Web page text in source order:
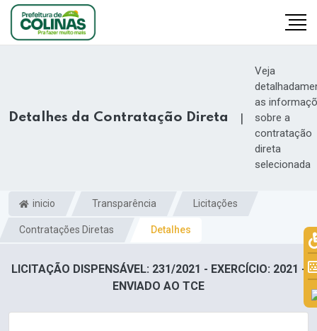
Detalhes da Contratação Direta |
Veja
as
sobre a
contratação
direta
selecionada
inicio Transparência Licitações
Contratações Diretas Detalhes
LICITAÇÃO DISPENSÁVEL: 231/2021 - EXERCÍCIO: 2021 -
ENVIADO AO TCE